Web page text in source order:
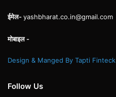
ईमेल-yashbharat.co.in@gmail.com
मोबाइल -
Design & Manged By Tapti Finteck
Follow Us